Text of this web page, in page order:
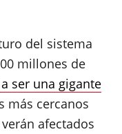
del sistema
millones de
ser una gigante
más cercanos
afectados